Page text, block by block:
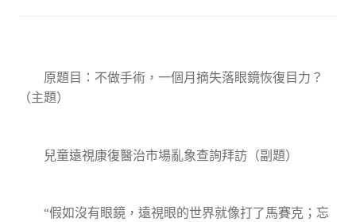
原題目：不做手術，一個月摘失落眼鏡恢復目力？
（主題）
兒童遠視康復醫治市場亂象查詢拜訪（副題）
“假如沒有眼鏡，遠視眼的世界就像打了馬賽克；忘